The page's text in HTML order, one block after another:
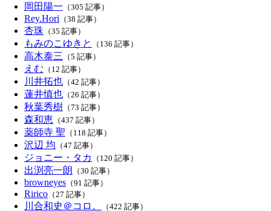
岡田陽一 （305 記事）
Rey.Hori （38 記事）
杏珠 （35 記事）
もみのこゆきと （136 記事）
高木泰三 （5 記事）
えむ （12 記事）
川井拓也 （42 記事）
蓮井慎也 （26 記事）
秋葉秀樹 （73 記事）
森和恵 （437 記事）
薬師寺 聖 （118 記事）
沢辺 均 （47 記事）
ジョニー・タカ （120 記事）
出渕亮一朗 （30 記事）
browneyes （91 記事）
Ririco （27 記事）
川合和史＠コロ。 （422 記事）